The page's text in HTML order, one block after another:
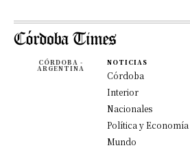
CÓRDOBA -
ARGENTINA
NOTICIAS
Córdoba
Interior
Nacionales
Política y Economía
Mundo